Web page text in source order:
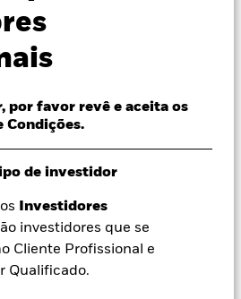
por favor revê e aceita os
Condições.
de investidor
Investidores
investidores que se
Cliente Profissional e
Qualificado.
ETF
2026
2026 Yield média a 06 ago. 2026